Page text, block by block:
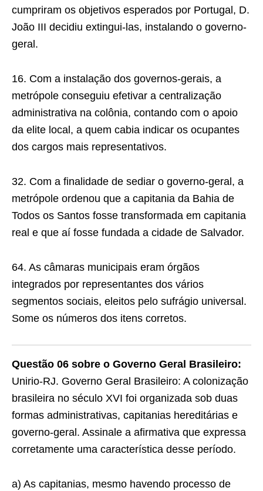
cumpriram os objetivos esperados por Portugal, D.
João III decidiu extingui-las, instalando o governo-
geral.
16. Com a instalação dos governos-gerais, a
metró­pole conseguiu efetivar a centralização
adminis­trativa na colônia, contando com o apoio
da elite local, a quem cabia indicar os ocupantes
dos cargos mais representativos.
32. Com a finalidade de sediar o governo-geral, a
metrópole ordenou que a capitania da Bahia de
Todos os Santos fosse transformada em capitania
real e que aí fosse fundada a cidade de Salvador.
64. As câmaras municipais eram órgãos
integrados por representantes dos vários
segmentos sociais, eleitos pelo sufrágio universal.
Some os números dos itens corretos.
Questão 06 sobre o Governo Geral Brasileiro:
Unirio-RJ. Governo Geral Brasileiro: A colonização
brasileira no século XVI foi organizada sob duas
formas administrativas, capitanias hereditá­rias e
governo-geral. Assinale a afirmativa que expres­sa
corretamente uma característica desse período.
a) As capitanias, mesmo havendo processo de